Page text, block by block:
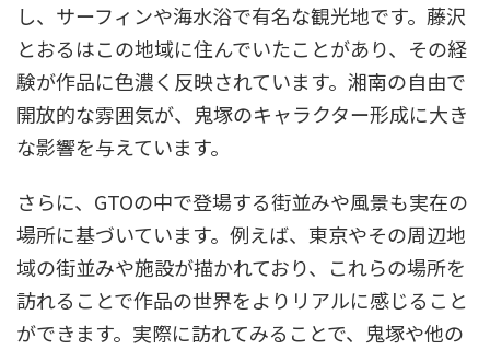
し、サーフィンや海水浴で有名な観光地です。藤沢
とおるはこの地域に住んでいたことがあり、その経
験が作品に色濃く反映されています。湘南の自由で
開放的な雰囲気が、鬼塚のキャラクター形成に大き
な影響を与えています。
さらに、GTOの中で登場する街並みや風景も実在の
場所に基づいています。例えば、東京やその周辺地
域の街並みや施設が描かれており、これらの場所を
訪れることで作品の世界をよりリアルに感じること
ができます。実際に訪れてみることで、鬼塚や他の